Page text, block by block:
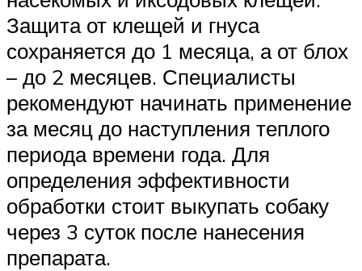
Защита от клещей и гнуса
сохраняется до 1 месяца, а от блох
– до 2 месяцев. Специалисты
рекомендуют начинать применение
за месяц до наступления теплого
периода времени года. Для
определения эффективности
обработки стоит выкупать собаку
через 3 суток после нанесения
препарата.